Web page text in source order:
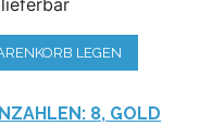
LEGEN
8, GOLD